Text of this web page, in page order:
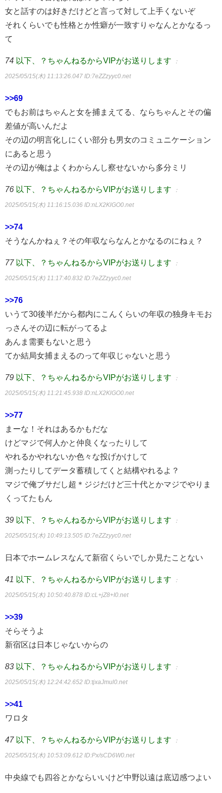
女と話すのは好きだけどと言って対して上手くないぞ
それくらいでも性格とか性癖が一致すりゃなんとかなるっ
て
74 以下、？ちゃんねるからVIPがお送りします ：
2025/05/15(木) 11:13:26.047 ID:7eZZzyyc0.net
>>69
でもお前はちゃんと女を捕まえてる、ならちゃんとその偏
差値が高いんだよ
その辺の明言化しにくい部分も男女のコミュニケーション
にあると思う
その辺が俺はよくわからんし察せないから多分ミリ
76 以下、？ちゃんねるからVIPがお送りします ：
2025/05/15(木) 11:16:15.036 ID:nLX2KlGO0.net
>>74
そうなんかねぇ？その年収ならなんとかなるのにねぇ？
77 以下、？ちゃんねるからVIPがお送りします ：
2025/05/15(木) 11:17:40.832 ID:7eZZzyyc0.net
>>76
いうて30後半だから都内にこんくらいの年収の独身キモお
っさんその辺に転がってるよ
あんま需要もないと思う
てか結局女捕まえるのって年収じゃないと思う
79 以下、？ちゃんねるからVIPがお送りします ：
2025/05/15(木) 11:21:45.938 ID:nLX2KlGO0.net
>>77
まーな！それはあるかもだな
けどマジで何人かと仲良くなったりして
やれるかやれないか色々な投げかけして
測ったりしてデータ蓄積してくと結構やれるよ？
マジで俺ブサだし超＊ジジだけど三十代とかマジでやりま
くってたもん
39 以下、？ちゃんねるからVIPがお送りします ：
2025/05/15(木) 10:49:13.505 ID:7eZZzyyc0.net
日本でホームレスなんて新宿くらいでしか見たことない
41 以下、？ちゃんねるからVIPがお送りします ：
2025/05/15(木) 10:50:40.878 ID:cL+jZ8+I0.net
>>39
そらそうよ
新宿区は日本じゃないからの
83 以下、？ちゃんねるからVIPがお送りします ：
2025/05/15(木) 12:24:42.652 ID:tjxaJmul0.net
>>41
ワロタ
47 以下、？ちゃんねるからVIPがお送りします ：
2025/05/15(木) 10:53:09.612 ID:Px/sCD6W0.net
中央線でも四谷とかならいいけど中野以遠は底辺感つよい